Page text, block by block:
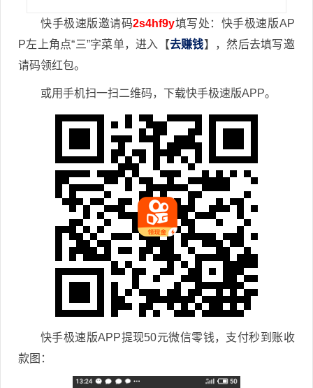
快手极速版邀请码2s4hf9y填写处：快手极速版AP
P左上角点“三”字菜单，进入【去赚钱】，然后去填写邀
请码领红包。
或用手机扫一扫二维码，下载快手极速版APP。
快手极速版APP提现50元微信零钱，支付秒到账收
款图：